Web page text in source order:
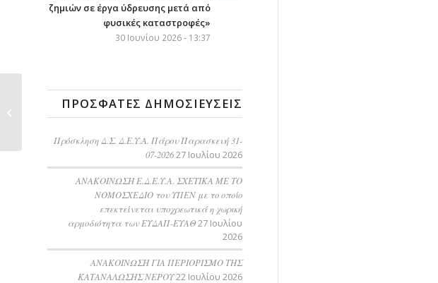
ζημιών σε έργα ύδρευσης μετά από
φυσικές καταστροφές»
30 Ιουνίου 2026 - 13:37
ΠΡΌΣΦΑΤΕΣ ΔΗΜΟΣΙΕΎΣΕΙΣ
Πρόσκληση Δ.Σ. Δ.Ε.Υ.Α. Πάρου Παρασκευή 31-
07-202627 Ιουλίου 2026
ΑΝΑΚΟΙΝΩΣΗ Ε.Δ.Ε.Υ.Α. ΣΧΕΤΙΚΑ ΜΕ ΤΟ
ΝΟΜΟΣΧΕΔΙΟ του ΥΠΕΝ με το οποίο
επεκτείνεται υποχρεωτικά η χωρική
αρμοδιότητα των ΕΥΔΑΠ-ΕΥΑΘ27 Ιουλίου
2026
ΑΝΑΚΟΙΝΩΣΗ ΓΙΑ ΠΕΡΙΟΡΙΣΜΟ ΤΗΣ
ΚΑΤΑΝΑΛΩΣΗΣ ΝΕΡΟΥ22 Ιουλίου 2026
ΑΝΟΙΚΤΟΣ
ΔΙΑΓΩΝΙΣΜΟΣ ΓΙΑ ΤΗΝ
«ΠΡΟΜΗΘΕΙΑ
ΣΩΛΗΝΩΝ...